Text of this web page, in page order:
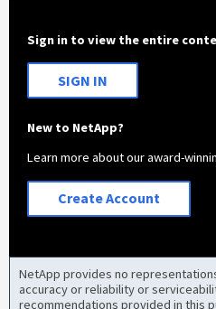
Sign in to view the entire
SIGN IN
New to NetApp?
Learn more about our award-
Create Account
NetApp provides no
accuracy or reliability or
recommendations provided in this